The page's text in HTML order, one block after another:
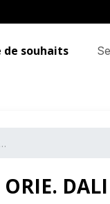
de souhaits
DALI